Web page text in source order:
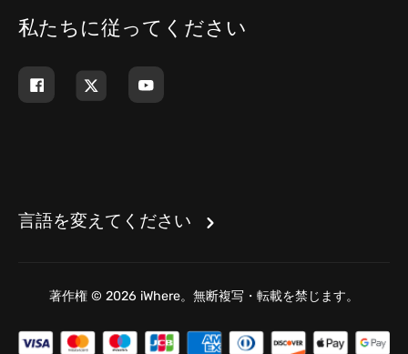
私たちに従ってください
言語を変えてください
著作権 © 2026 iWhere。無断複写・転載を禁じます。